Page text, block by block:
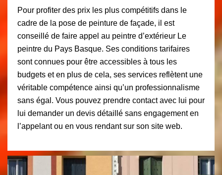
Pour profiter des prix les plus compétitifs dans le
cadre de la pose de peinture de façade, il est
conseillé de faire appel au peintre d’extérieur Le
peintre du Pays Basque. Ses conditions tarifaires
sont connues pour être accessibles à tous les
budgets et en plus de cela, ses services reflètent une
véritable compétence ainsi qu’un professionnalisme
sans égal. Vous pouvez prendre contact avec lui pour
lui demander un devis détaillé sans engagement en
l’appelant ou en vous rendant sur son site web.